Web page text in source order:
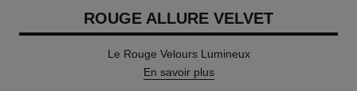
ROUGE ALLURE VELVET
Le Rouge Velours Lumineux
En savoir plus